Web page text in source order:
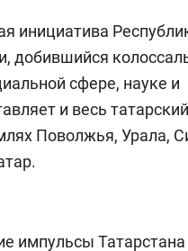
инициатива
добившийся
сфере, науке и
и весь
Поволжья, Урала,
импульсы Татарстана